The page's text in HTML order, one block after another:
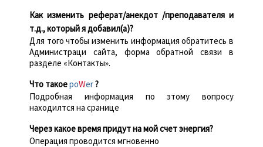
Как изменить реферат/анекдот /преподавателя и
т.д., который я добавил(а)?
Для того чтобы изменить информация обратитесь в
Администраци сайта, форма обратной связи в
разделе «Контакты».
Что такоеpoWer?
Подробная информация по этому вопросу
находилтся на сранице
Через какое время придут на мой счет энергия?
Операция проводится мгновенно